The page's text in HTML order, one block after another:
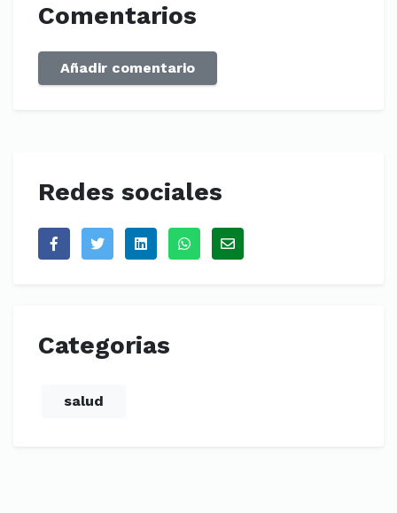
Comentarios
Añadir comentario
Redes sociales
Categorias
salud